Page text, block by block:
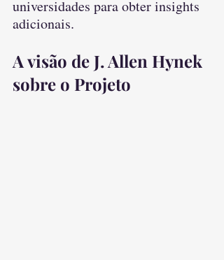
universidades para obter insights
adicionais.
A visão de J. Allen Hynek
sobre o Projeto